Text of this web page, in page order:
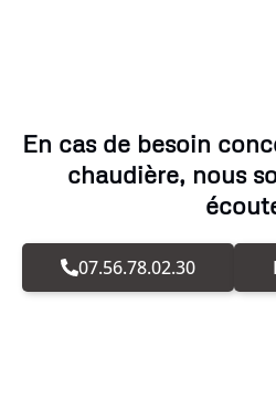
En cas de besoin
chaudière, nous
07.56.78.02.30